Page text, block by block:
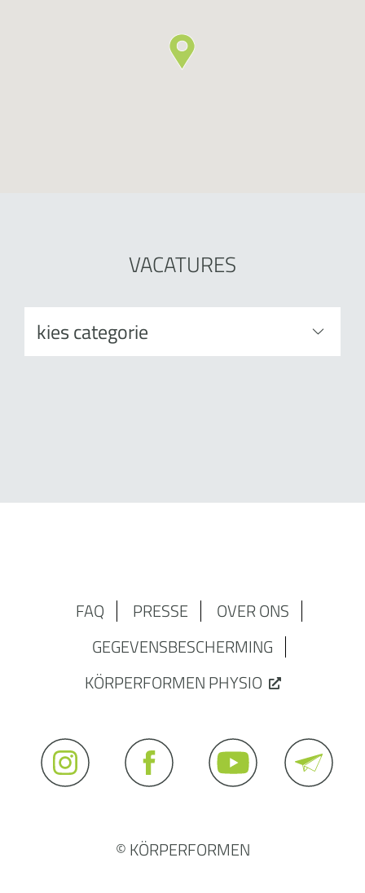
VACATURES
FAQ PRESSE
OVER ONS
GEGEVENSBESCHERMING
KÖRPERFORMEN PHYSIO
© KÖRPERFORMEN